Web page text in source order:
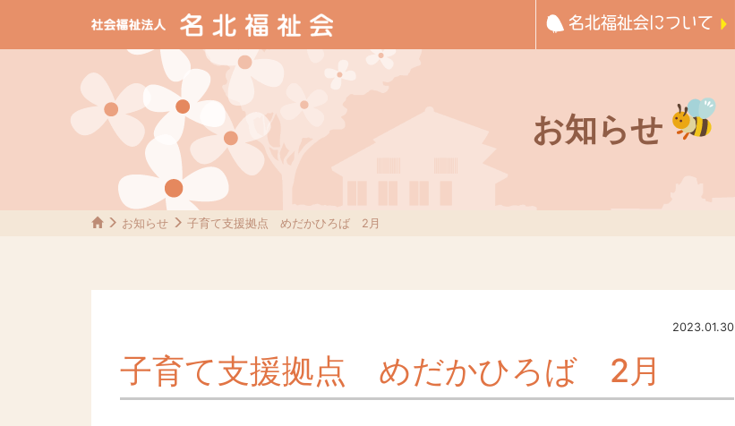
名北福祉会について
お知らせ
お知らせ 子育て支援拠点 めだかひろば 2月
2023.01.30
子育て支援拠点 めだかひろば 2月